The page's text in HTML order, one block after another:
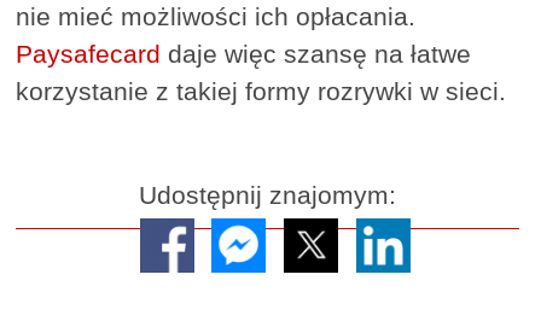
nie mieć możliwości ich opłacania.
Paysafecard daje więc szansę na łatwe
korzystanie z takiej formy rozrywki w sieci.
Udostępnij znajomym: